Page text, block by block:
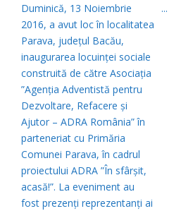
Duminică, 13 Noiembrie
2016, a avut loc în localitatea
Parava, județul Bacău,
inaugurarea locuinței sociale
construită de către Asociația
”Agenția Adventistă pentru
Dezvoltare, Refacere și
Ajutor – ADRA România” în
parteneriat cu Primăria
Comunei Parava, în cadrul
proiectului ADRA ”În sfârșit,
acasă!”. La eveniment au
fost prezenți reprezentanți ai
...